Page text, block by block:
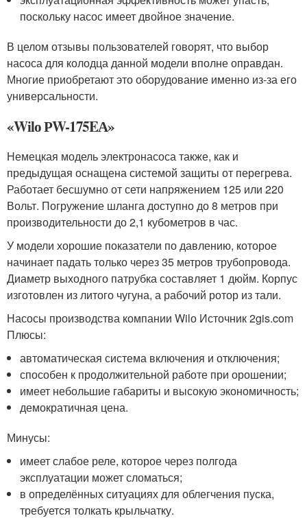
поскольку насос имеет двойное значение.
В целом отзывы пользователей говорят, что выбор
насоса для колодца данной модели вполне оправдан.
Многие приобретают это оборудование именно из-за его
универсальности.
«Wilо РW-175EА»
Немецкая модель электронасоса также, как и
предыдущая оснащена системой защиты от перегрева.
Работает бесшумно от сети напряжением 125 или 220
Вольт. Погружение шланга доступно до 8 метров при
производительности до 2,1 кубометров в час.
У модели хорошие показатели по давлению, которое
начинает падать только через 35 метров трубопровода.
Диаметр выходного патрубка составляет 1 дюйм. Корпус
изготовлен из литого чугуна, а рабочий ротор из тали.
Насосы производства компании Wilо Источник 2gis.com
Плюсы:
автоматическая система включения и отключения;
способен к продолжительной работе при орошении;
имеет небольшие габариты и высокую экономичность;
демократичная цена.
Минусы:
имеет слабое реле, которое через полгода
эксплуатации может сломаться;
в определённых ситуациях для облегчения пуска,
требуется толкать крыльчатку.